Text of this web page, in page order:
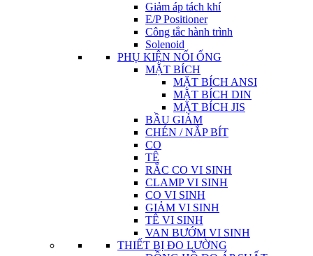
Giảm áp tách khí
E/P Positioner
Công tắc hành trình
Solenoid
PHỤ KIỆN NỐI ỐNG
MẶT BÍCH
MẶT BÍCH ANSI
MẶT BÍCH DIN
MẶT BÍCH JIS
BẦU GIẢM
CHÉN / NẮP BÍT
CO
TÊ
RẮC CO VI SINH
CLAMP VI SINH
CO VI SINH
GIẢM VI SINH
TÊ VI SINH
VAN BƯỚM VI SINH
THIẾT BỊ ĐO LƯỜNG